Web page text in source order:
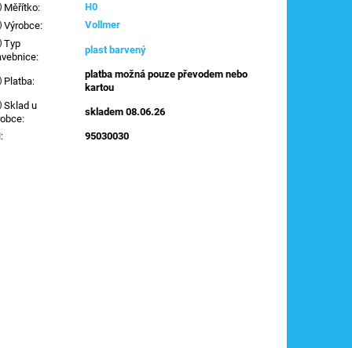
Měřítko: H0
Výrobce: Vollmer
Typ
:
plast barvený
Platba:
platba možná pouze převodem nebo
kartou
Sklad u
:
skladem 08.06.26
: 95030030